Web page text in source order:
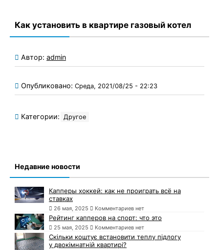
Как установить в квартире газовый котел
Автор: admin
Опубликовано: Среда, 2021/08/25 - 22:23
Категории: Другое
Недавние новости
Капперы хоккей: как не проиграть всё на
ставках
26 мая, 2025 Комментариев нет
Рейтинг капперов на спорт: что это
25 мая, 2025 Комментариев нет
Скільки коштує встановити теплу підлогу
у двокімнатній квартирі?